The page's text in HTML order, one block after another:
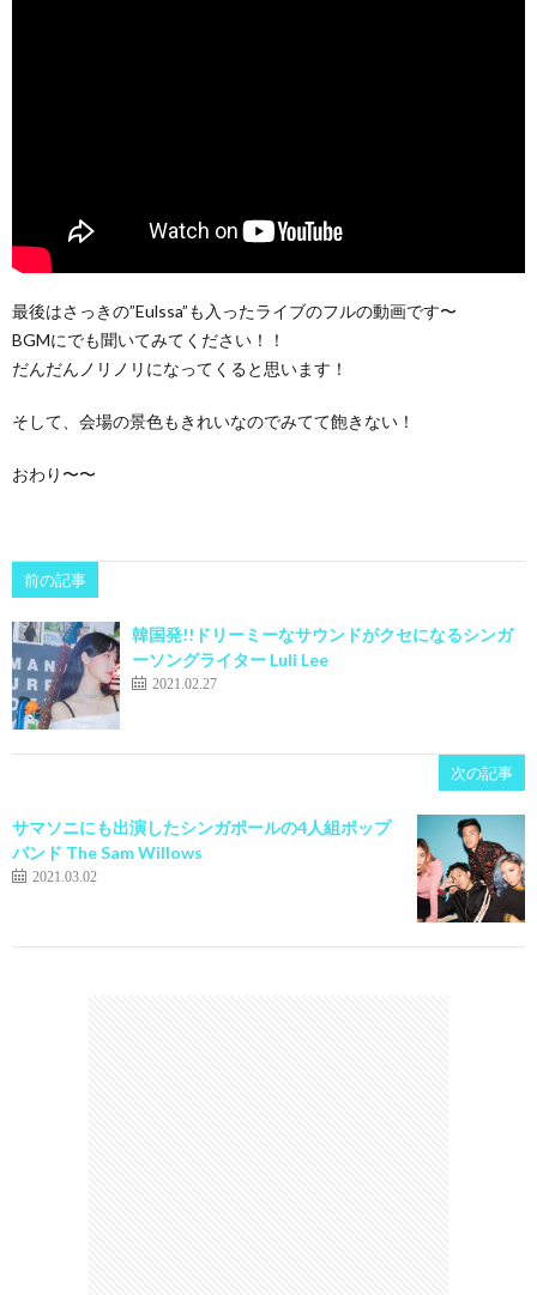
最後はさっきの”Eulssa”も入ったライブのフルの動画です〜
BGMにでも聞いてみてください！！
だんだんノリノリになってくると思います！
そして、会場の景色もきれいなのでみてて飽きない！
おわり〜〜
前の記事
韓国発!!ドリーミーなサウンドがクセになるシンガ
ーソングライター Luli Lee
2021.02.27
次の記事
サマソニにも出演したシンガポールの4人組ポップ
バンド The Sam Willows
2021.03.02